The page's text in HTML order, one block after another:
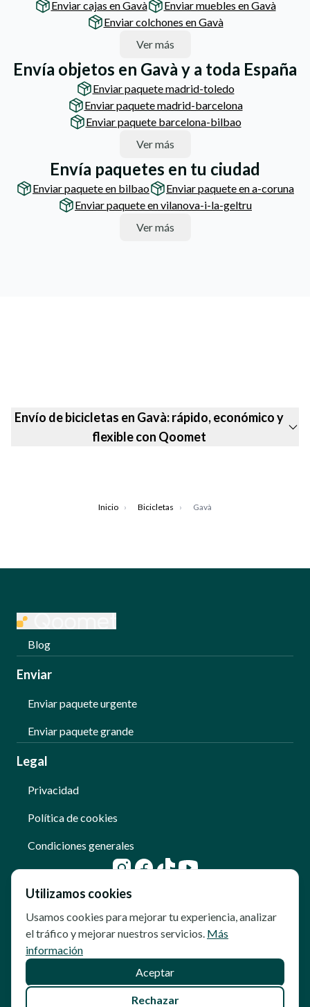
Enviar cajas en Gavà
Enviar muebles en Gavà
Enviar colchones en Gavà
Ver más
Envía objetos en Gavà y a toda España
Enviar paquete madrid-toledo
Enviar paquete madrid-barcelona
Enviar paquete barcelona-bilbao
Ver más
Envía paquetes en tu ciudad
Enviar paquete en bilbao
Enviar paquete en a-coruna
Enviar paquete en vilanova-i-la-geltru
Ver más
Envío de bicicletas en Gavà: rápido, económico y
flexible con Qoomet
Inicio › Bicicletas › Gavà
Blog
Enviar
Enviar paquete urgente
Enviar paquete grande
Legal
Privacidad
Política de cookies
Condiciones generales
© Copyright - Qoomet
Utilizamos cookies
Usamos cookies para mejorar tu experiencia, analizar
el tráfico y mejorar nuestros servicios. Más
información
Aceptar
Rechazar